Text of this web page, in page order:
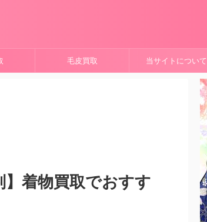
毛皮買取 当サイトについて
】着物買取でおすす